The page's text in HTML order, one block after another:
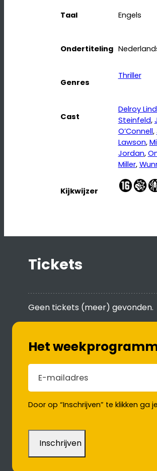
Taal Engels
Ondertiteling
Genres
Thriller
Cast
Delroy
Steinfeld,
O’Connell,
Lawson,
Jordan,
Miller,
Kijkwijzer
Tickets
Geen tickets (meer) gevonden.
Het
E-mailadres
Door op “Inschrijven” te klikken ga